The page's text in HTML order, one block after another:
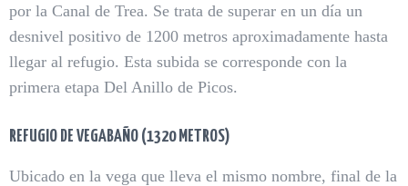
por la Canal de Trea. Se trata de superar en un día un
desnivel positivo de 1200 metros aproximadamente hasta
llegar al refugio. Esta subida se corresponde con la
primera etapa Del Anillo de Picos.
REFUGIO DE VEGABAÑO (1320 METROS)
Ubicado en la vega que lleva el mismo nombre, final de la